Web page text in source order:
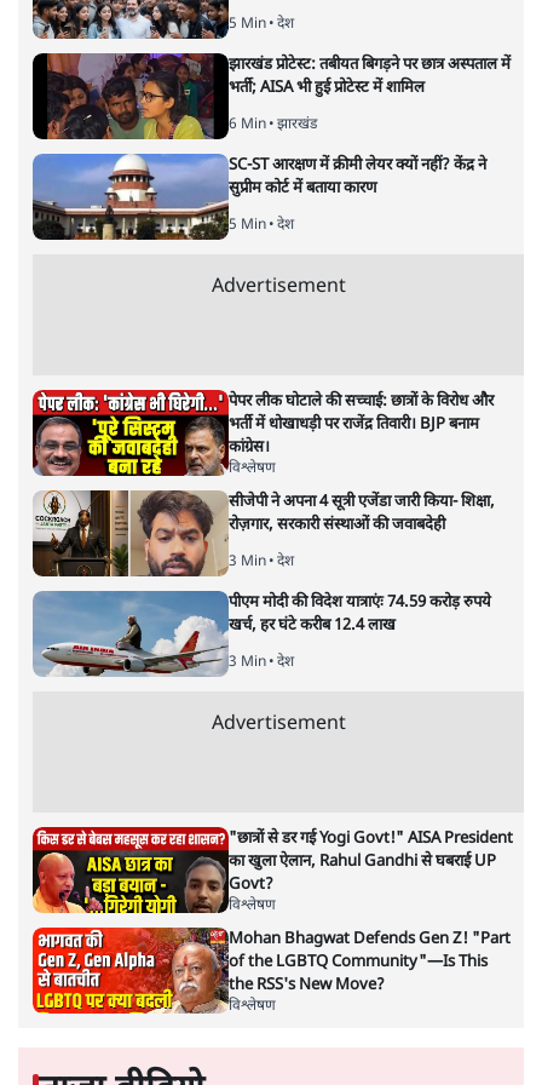
मध्य प्रदेश उपचुनाव: राम के नाम के
भरोसे हैं कांग्रेस और कमलनाथ?
संजीव श्रीवास्तव
मध्य प्रदेश के पूर्व मुख्यमंत्री कमलनाथ ने विधानसभा उपचुनावों से
पहले ‘रामधुन’ तेज कर दी है।
मध्य प्रदेश के पूर्व मुख्यमंत्री कमलनाथ ने विधानसभा
‘रामधुन’ तेज कर दी है। राज्य की 27 सीटों पर उपचुनाव होने
राम का बड़ा भक्त कौन?, इस बात की राजनीतिक ‘प्रतिस्पर्धा’
मध्य प्रदेश में पिछले महीने भर से काफी तेज है। अयोध्या में राम
मंदिर निर्माण के लिए भूमि पूजन से पहले ही मध्य प्रदेश कांग्रेस के
अध्यक्ष और विधानसभा में नेता प्रतिपक्ष कमलनाथ ‘रामधुन’
गुनगुनाने लगे थे।